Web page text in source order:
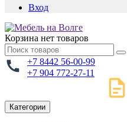
Вход
Корзина нет товаров
+7 8442 56-00-99
+7 904 772-27-11
Категории